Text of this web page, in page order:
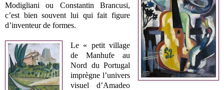
Modigliani ou Constantin Brancusi,
c’est bien souvent lui qui fait figure
d’inventeur de formes.
Le « petit village
de Manhufe au
Nord du Portugal
imprègne l’univers
visuel d’Amadeo